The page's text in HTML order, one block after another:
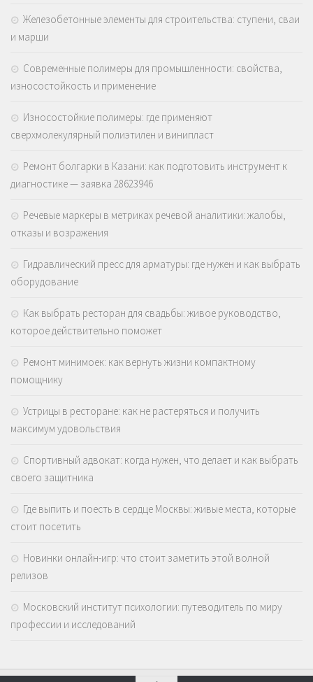
Железобетонные элементы для строительства: ступени, сваи
и марши
Современные полимеры для промышленности: свойства,
износостойкость и применение
Износостойкие полимеры: где применяют
сверхмолекулярный полиэтилен и винипласт
Ремонт болгарки в Казани: как подготовить инструмент к
диагностике — заявка 28623946
Речевые маркеры в метриках речевой аналитики: жалобы,
отказы и возражения
Гидравлический пресс для арматуры: где нужен и как выбрать
оборудование
Как выбрать ресторан для свадьбы: живое руководство,
которое действительно поможет
Ремонт минимоек: как вернуть жизни компактному
помощнику
Устрицы в ресторане: как не растеряться и получить
максимум удовольствия
Спортивный адвокат: когда нужен, что делает и как выбрать
своего защитника
Где выпить и поесть в сердце Москвы: живые места, которые
стоит посетить
Новинки онлайн-игр: что стоит заметить этой волной
релизов
Московский институт психологии: путеводитель по миру
профессии и исследований